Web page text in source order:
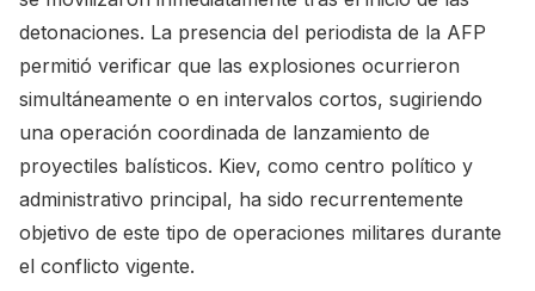
detonaciones. La presencia del periodista de la AFP
permitió verificar que las explosiones ocurrieron
simultáneamente o en intervalos cortos, sugiriendo
una operación coordinada de lanzamiento de
proyectiles balísticos. Kiev, como centro político y
administrativo principal, ha sido recurrentemente
objetivo de este tipo de operaciones militares durante
el conflicto vigente.